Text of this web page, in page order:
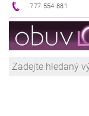
777 554 881